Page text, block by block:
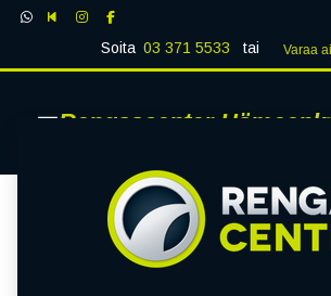
Soita 03 371 5533 tai Varaa
Rengascenter